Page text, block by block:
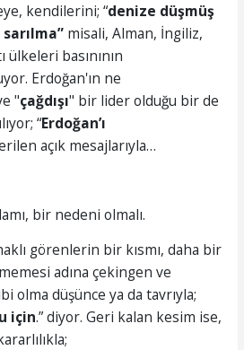
kendilerini; “denize düşmüş
misali, Alman, İngiliz,
basınının
Erdoğan'ın ne
"çağdışı" bir lider olduğu bir de
“Erdoğan’ı
açık mesajlarıyla…
bir nedeni olmalı.
görenlerin bir kısmı, daha bir
adına çekingen ve
olma düşünce ya da tavrıyla;
için.” diyor. Geri kalan kesim ise,